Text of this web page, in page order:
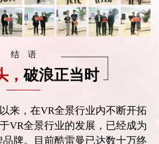
结语
，破浪正当时
————
来，在VR全景行业内不断开拓
VR全景行业的发展，已经成为
牌。目前酷雷曼已达数十万终